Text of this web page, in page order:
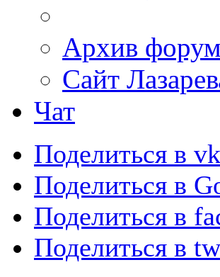
Архив
Сайт
Чат
Поделиться в
Поделиться в
Поделиться в
Поделиться в